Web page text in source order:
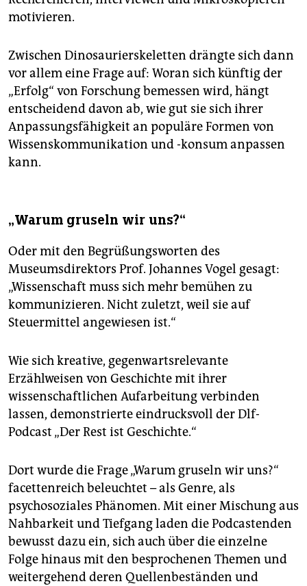
motivieren.
Zwischen Dinosaurierskeletten drängte sich dann
vor allem eine Frage auf: Woran sich künftig der
„Erfolg“ von Forschung bemessen wird, hängt
entscheidend davon ab, wie gut sie sich ihrer
Anpassungsfähigkeit an populäre Formen von
Wissenskommunikation und -konsum anpassen
kann.
„Warum gruseln wir uns?“
Oder mit den Begrüßungsworten des
Museumsdirektors Prof. Johannes Vogel gesagt:
„Wissenschaft muss sich mehr bemühen zu
kommunizieren. Nicht zuletzt, weil sie auf
Steuermittel angewiesen ist.“
Wie sich kreative, gegenwartsrelevante
Erzählweisen von Geschichte mit ihrer
wissenschaftlichen Aufarbeitung verbinden
lassen, demonstrierte eindrucksvoll der Dlf-
Podcast „Der Rest ist Geschichte.“
Dort wurde die Frage „Warum gruseln wir uns?“
facettenreich beleuchtet – als Genre, als
psychosoziales Phänomen. Mit einer Mischung aus
Nahbarkeit und Tiefgang laden die Podcastenden
bewusst dazu ein, sich auch über die einzelne
Folge hinaus mit den besprochenen Themen und
weitergehend deren Quellenbeständen und